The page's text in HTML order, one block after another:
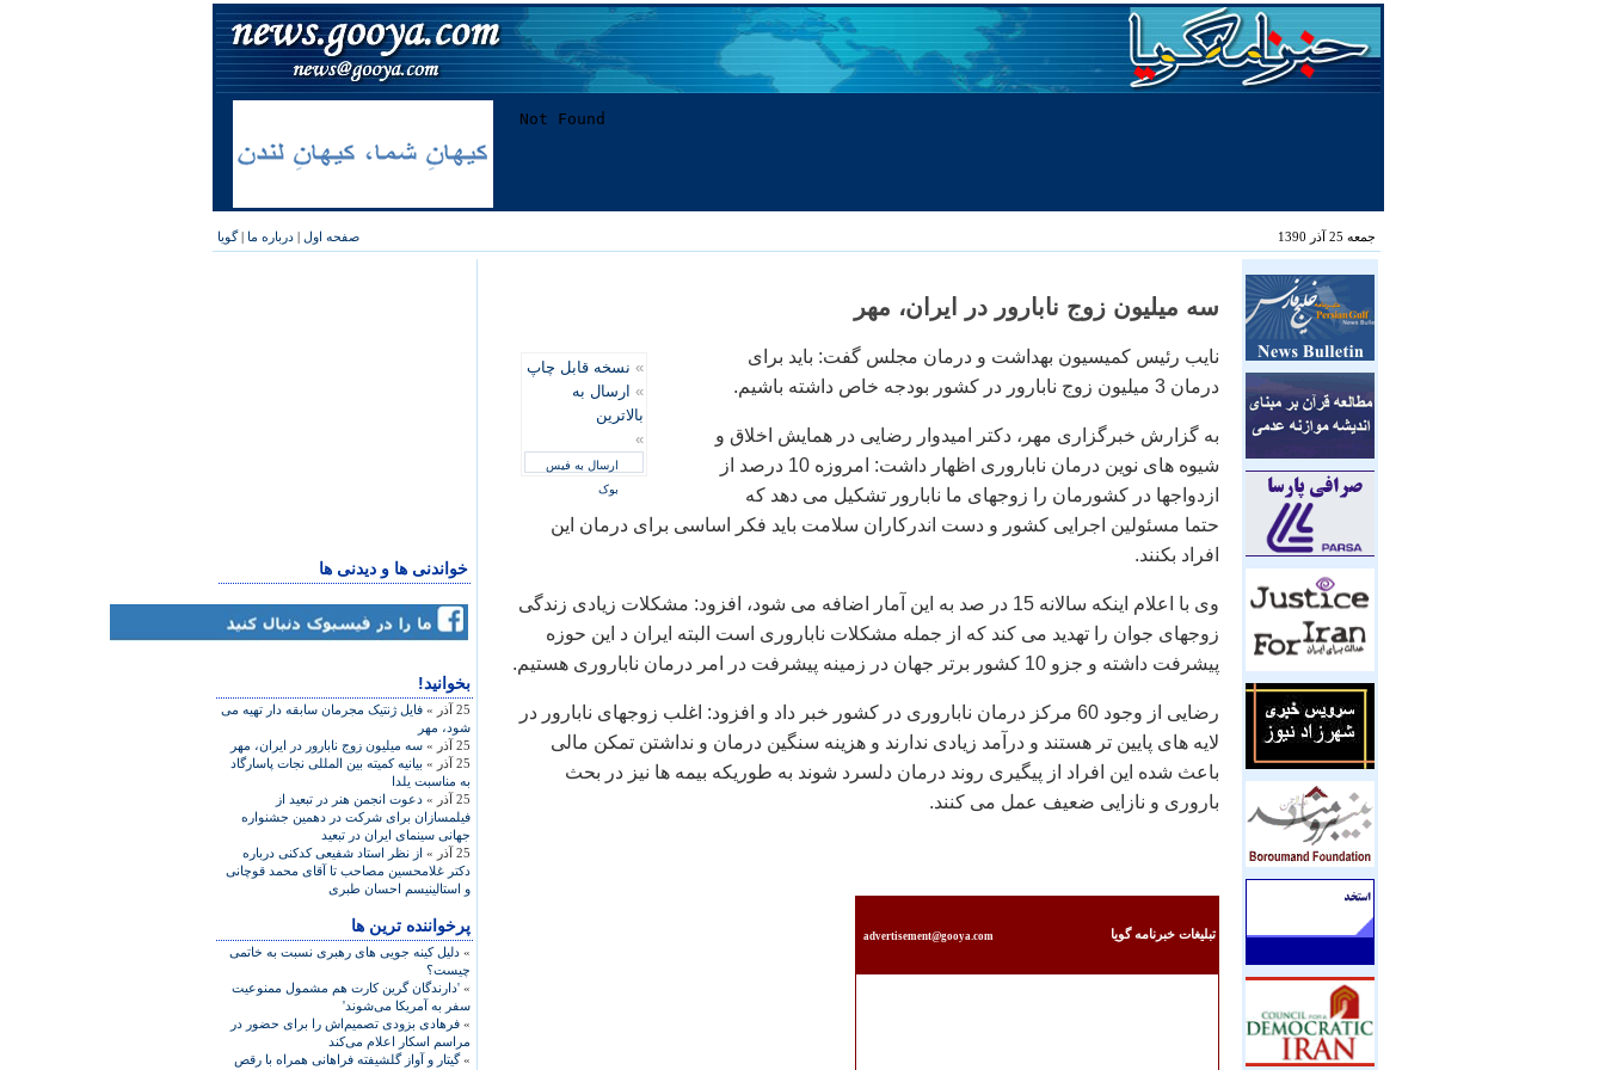
جمعه 25 آذر 1390 صفحه اول | درباره ما |گویا
خواندنی ها و دیدنی ها
بخوانید!
25 آذر »
فایل ژنتیک مجرمان سابقه دار تهیه می
شود، مهر
25 آذر »
سه میلیون زوج نابارور در ایران، مهر
25 آذر »
بيانيه کميته بين المللی نجات پاسارگاد
به مناسبت يلدا
25 آذر »
دعوت انجمن هنر در تبعيد از
فيلمسازان برای شرکت در دهمين جشنواره
جهانی سينمای ايران در تبعيد
25 آذر »
از نظر استاد شفيعی کدکنی درباره
دکتر غلامحسين مصاحب تا آقای محمد قوچانی
و استالينيسم احسان طبری
پرخواننده ترین ها
» دلیل کینه جویی های رهبری نسبت به خاتمی
چیست؟
» 'دارندگان گرین کارت هم مشمول ممنوعیت
سفر به آمریکا می‌شوند'
» فرهادی بزودی تصمیم‌اش را برای حضور در
مراسم اسکار اعلام می‌کند
»گیتار و آواز گلشیفته فراهانی همراه با رقص
سه میلیون زوج نابارور در ایران، مهر
» نسخه قابل چاپ
» ارسال به
بالاترین
»
ارسال به فیس
بوک
نایب رئیس کمیسیون بهداشت و درمان مجلس گفت: باید برای
درمان 3 میلیون زوج نابارور در کشور بودجه خاص داشته باشیم.
به گزارش خبرگزاری مهر، دکتر امیدوار رضایی در همایش اخلاق و
شیوه های نوین درمان ناباروری اظهار داشت: امروزه 10 درصد از
ازدواجها در کشورمان را زوجهای ما نابارور تشکیل می دهد که
حتما مسئولین اجرایی کشور و دست اندرکاران سلامت باید فکر اساسی برای درمان این
افراد بکنند.
وی با اعلام اینکه سالانه 15 در صد به این آمار اضافه می شود، افزود: مشکلات زیادی زندگی
زوجهای جوان را تهدید می کند که از جمله مشکلات ناباروری است البته ایران د این حوزه
پیشرفت داشته و جزو 10 کشور برتر جهان در زمینه پیشرفت در امر درمان ناباروری هستیم.
رضایی از وجود 60 مرکز درمان ناباروری در کشور خبر داد و افزود: اغلب زوجهای نابارور در
لایه های پایین تر هستند و درآمد زیادی ندارند و هزینه سنگین درمان و نداشتن تمکن مالی
باعث شده این افراد از پیگیری روند درمان دلسرد شوند به طوریکه بیمه ها نیز در بحث
باروری و نازایی ضعیف عمل می کنند.
تبليغات خبرنامه گويا advertisement@gooya.com